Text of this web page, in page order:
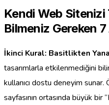
Kendi Web Sitenizi
Bilmeniz Gereken 7
İkinci Kural: Basitlikten
tasarımlarla etkilenmediğini
kullanıcı dostu deneyim
sayfasının ortasında büyük bir